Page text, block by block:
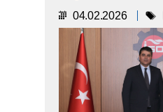
04.02.2026